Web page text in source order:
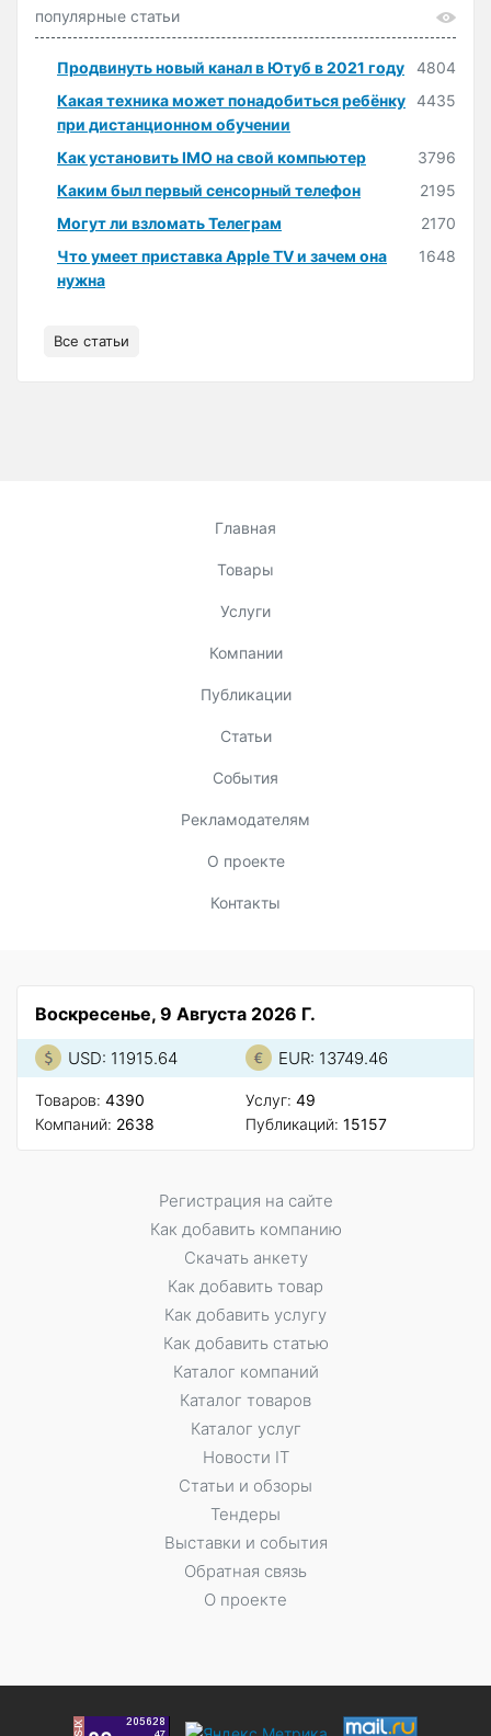
популярные статьи
Продвинуть новый канал в Ютуб в 2021 году
4804
Какая техника может понадобиться ребёнку
при дистанционном обучении
4435
Как установить IMO на свой компьютер
3796
Каким был первый сенсорный телефон
2195
Могут ли взломать Телеграм
2170
Что умеет приставка Apple TV и зачем она
нужна
1648
Все статьи
Главная
Товары
Услуги
Компании
Публикации
Статьи
События
Рекламодателям
О проекте
Контакты
Воскресенье, 9 Августа 2026 Г.
USD: 11915.64 EUR: 13749.46
Товаров: 4390
Компаний: 2638
Услуг: 49
Публикаций: 15157
Регистрация на сайте
Как добавить компанию
Скачать анкету
Как добавить товар
Как добавить услугу
Как добавить статью
Каталог компаний
Каталог товаров
Каталог услуг
Новости IT
Статьи и обзоры
Тендеры
Выставки и события
Обратная связь
О проекте